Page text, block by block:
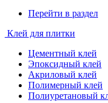
Перейти в раздел
Клей для плитки
Цементный клей
Эпоксидный клей
Акриловый клей
Полимерный клей
Полиуретановый